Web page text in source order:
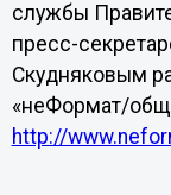
службы
пресс-
Скудняковым
«неФормат/
http://